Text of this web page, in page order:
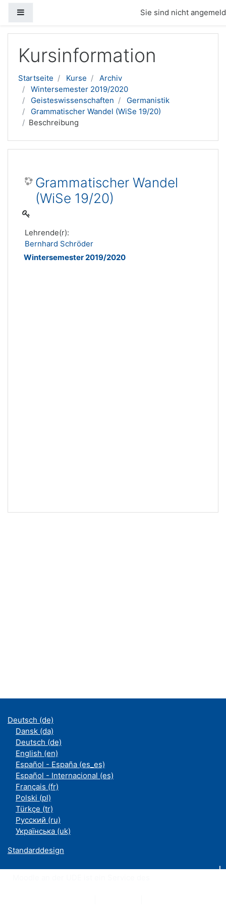
Sie sind nicht
Kursinformation
Startseite Kurse
Archiv
Wintersemester 2019/2020
Geisteswissenschaften
Germanistik
Grammatischer Wandel (WiSe 19/20)
Beschreibung
Grammatischer Wandel
(WiSe 19/20)
Lehrende(r):
Bernhard Schröder
Wintersemester 2019/2020
Deutsch ‎(de)‎
Dansk ‎(da)‎
Deutsch ‎(de)‎
English ‎(en)‎
Español - España ‎(es_es)‎
Español - Internacional ‎(es)‎
Français ‎(fr)‎
Polski ‎(pl)‎
Türkçe ‎(tr)‎
Русский ‎(ru)‎
Українська ‎(uk)‎
Standarddesign